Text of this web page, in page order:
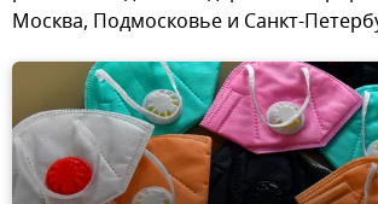
Москва, Подмосковье и Санкт-